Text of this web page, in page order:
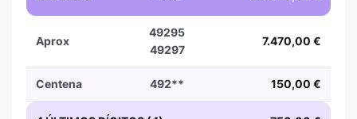
Aprox
49295
49297
7.470,00 €
Centena 492** 150,00 €